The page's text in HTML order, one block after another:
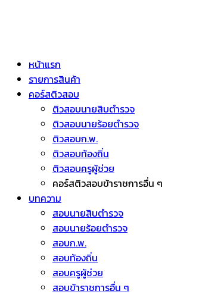
หน้าแรก
รายการสินค้า
คอร์สติวสอบ
ติวสอบนายสิบตำรวจ
ติวสอบนายร้อยตำรวจ
ติวสอบก.พ.
ติวสอบท้องถิ่น
ติวสอบครูผู้ช่วย
คอร์สติวสอบข้าราชการอื่น ๆ
บทความ
สอบนายสิบตำรวจ
สอบนายร้อยตำรวจ
สอบก.พ.
สอบท้องถิ่น
สอบครูผู้ช่วย
สอบข้าราชการอื่น ๆ